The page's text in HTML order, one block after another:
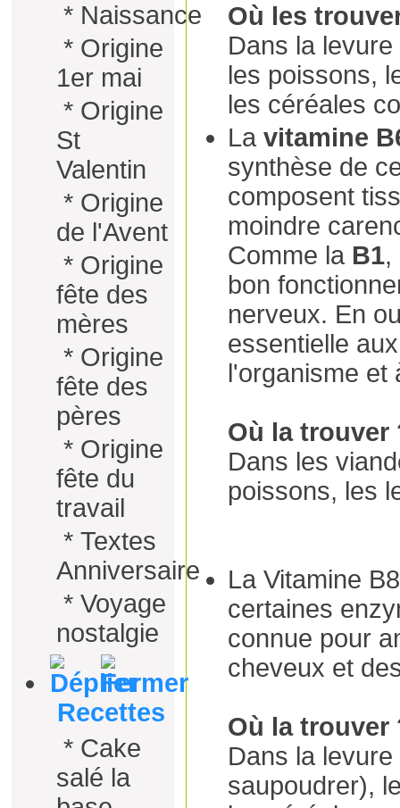
* Naissance
* Origine
1er mai
* Origine
St
Valentin
* Origine
de l'Avent
* Origine
fête des
mères
* Origine
fête des
pères
* Origine
fête du
travail
* Textes
Anniversaire
* Voyage
nostalgie
Recettes
* Cake
salé la
Où les
Dans la
les poissons,
les céréales
La vitamine
synthèse de
composent
moindre
Comme la B1,
bon
nerveux. En
essentielle
l'organisme
Où la trouver
Dans les
poissons, les
La Vitamine
certaines
connue pour
cheveux et
Où la trouver
Dans la
saupoudrer),